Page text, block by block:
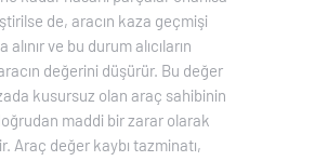
de, aracın kaza geçmişi
alınır ve bu durum alıcıların
değerini düşürür. Bu değer
kusursuz olan araç sahibinin
maddi bir zarar olarak
Araç değer kaybı tazminatı,